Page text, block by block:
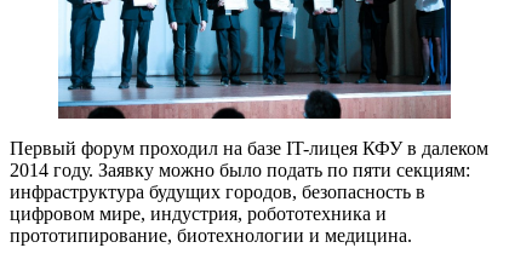
Первый форум проходил на базе IT-лицея КФУ в далеком
2014 году. Заявку можно было подать по пяти секциям:
инфраструктура будущих городов, безопасность в
цифровом мире, индустрия, робототехника и
прототипирование, биотехнологии и медицина.